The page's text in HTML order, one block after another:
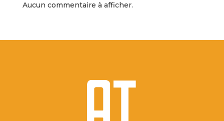
Aucun commentaire à afficher.